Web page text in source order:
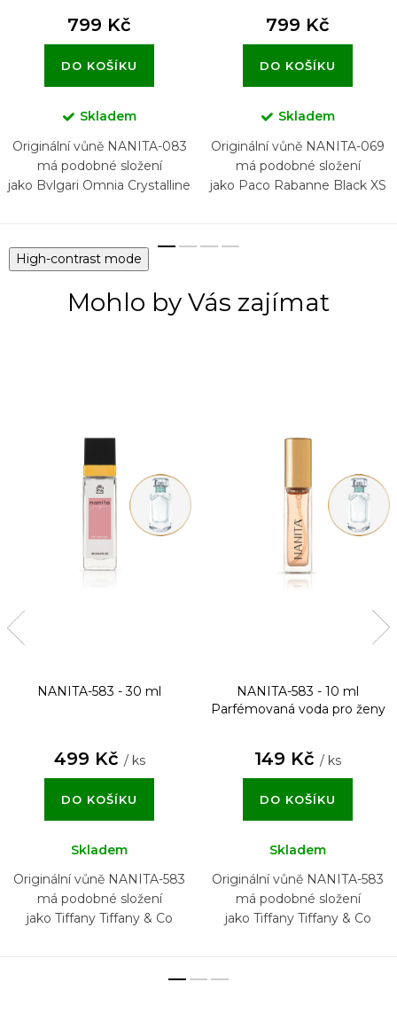
799 Kč
DO KOŠÍKU
Skladem
Originální vůně NANITA-083
má podobné složení
jako Bvlgari Omnia Crystalline
799 Kč
DO KOŠÍKU
Skladem
Originální vůně NANITA-069
má podobné složení
jako Paco Rabanne Black XS
High-contrast mode
Mohlo by Vás zajímat
NANITA-583 - 30 ml
499 Kč / ks
DO KOŠÍKU
Skladem
Originální vůně NANITA-583
má podobné složení
jako Tiffany Tiffany & Co
NANITA-583 - 10 ml
Parfémovaná voda pro ženy
149 Kč / ks
DO KOŠÍKU
Skladem
Originální vůně NANITA-583
má podobné složení
jako Tiffany Tiffany & Co